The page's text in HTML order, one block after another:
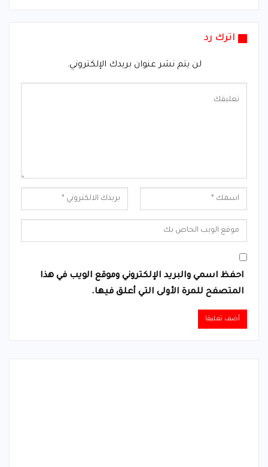
اترك رد
لن يتم نشر عنوان بريدك الإلكتروني.
احفظ اسمي والبريد الإلكتروني وموقع الويب في هذا
المتصفح للمرة الأولى التي أعلق فيها.